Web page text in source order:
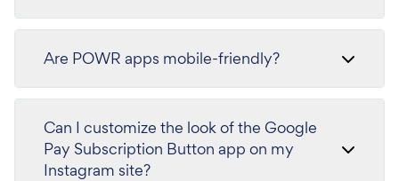
Are POWR apps mobile-friendly?
Can I customize the look of the Google
Pay Subscription Button app on my
Instagram site?